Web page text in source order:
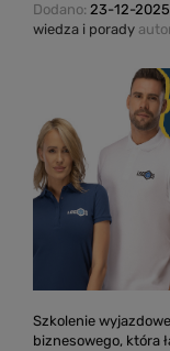
Dodano: 23-12-2025
wiedza i porady
Szkolenie
biznesowego, która